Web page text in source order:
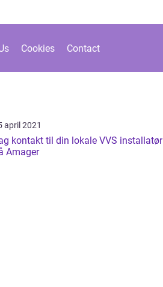
Cookies Contact
april 2021
kontakt til din lokale VVS installatør
Amager